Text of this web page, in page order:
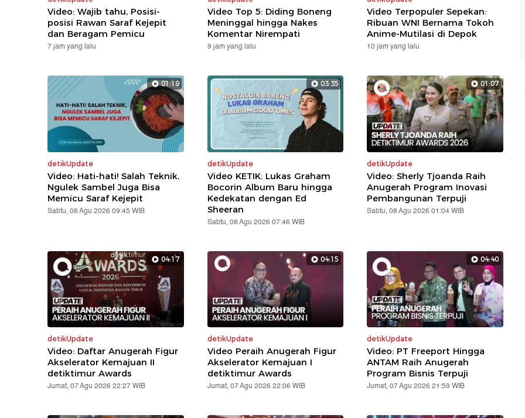
Video: Wajib tahu, Posisi-
posisi Rawan Saraf Kejepit
dan Beragam Pemicu
7 jam yang lalu
Video Top 5: Diding Boneng
Meninggal hingga Nakes
Komentar Nirempati
9 jam yang lalu
Video Terpopuler Sepekan:
Ribuan WNI Bernama Tokoh
Anime-Mutilasi di Depok
10 jam yang lalu
01:19
detikUpdate
Video: Hati-hati! Salah Teknik,
Ngulek Sambel Juga Bisa
Memicu Saraf Kejepit
Sabtu, 08 Agu 2026 09:45 WIB
03:35
detikUpdate
Video KETIK: Lukas Graham
Bocorin Album Baru hingga
Kedekatan dengan Ed
Sheeran
Sabtu, 08 Agu 2026 07:46 WIB
01:07
detikUpdate
Video: Sherly Tjoanda Raih
Anugerah Program Inovasi
Pembangunan Terpuji
Sabtu, 08 Agu 2026 01:04 WIB
04:17
detikUpdate
Video: Daftar Anugerah Figur
Akselerator Kemajuan II
detiktimur Awards
Jumat, 07 Agu 2026 22:27 WIB
04:15
detikUpdate
Video Peraih Anugerah Figur
Akselerator Kemajuan I
detiktimur Awards
Jumat, 07 Agu 2026 22:06 WIB
04:40
detikUpdate
Video: PT Freeport Hingga
ANTAM Raih Anugerah
Program Bisnis Terpuji
Jumat, 07 Agu 2026 21:59 WIB